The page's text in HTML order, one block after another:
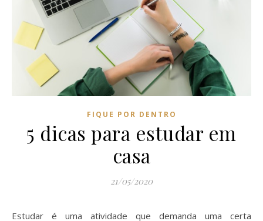
FIQUE POR DENTRO
5 dicas para estudar em
casa
21/05/2020
Estudar é uma atividade que demanda uma certa